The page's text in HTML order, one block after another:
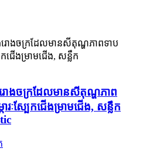
ោងចក្រដែលមានសីតុណ្ហភាព
រៈស្បែកជើងម្រាមជើង, សន្លឹក